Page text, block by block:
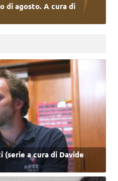
di agosto. A cura di
a cura di Davide